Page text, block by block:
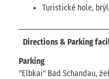
Turistické hole,
Directions & Parking
Parking
"Elbkai" Bad Schandau,